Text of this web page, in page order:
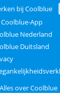
bij Coolblue
Coolblue-App
Nederland
Duitsland
Alles over Coolblue